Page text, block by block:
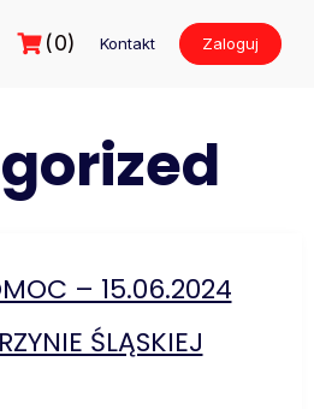
(0) Kontakt Zaloguj
– 15.06.2024
ŚLĄSKIEJ